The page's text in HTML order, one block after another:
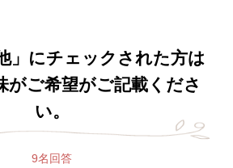
」にチェックされた方は
がご希望がご記載くださ
い。
9名回答